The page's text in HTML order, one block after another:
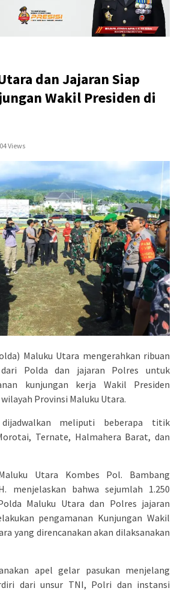
dan Jajaran Siap
Wakil Presiden di
Views
Maluku Utara mengerahkan ribuan
Polda dan jajaran Polres untuk
kunjungan kerja Wakil Presiden
Provinsi Maluku Utara.
dijadwalkan meliputi beberapa titik
Ternate, Halmahera Barat, dan
Utara Kombes Pol. Bambang
menjelaskan bahwa sejumlah 1.250
Maluku Utara dan Polres jajaran
pengamanan Kunjungan Wakil
yang direncanakan akan dilaksanakan
apel gelar pasukan menjelang
dari unsur TNI, Polri dan instansi